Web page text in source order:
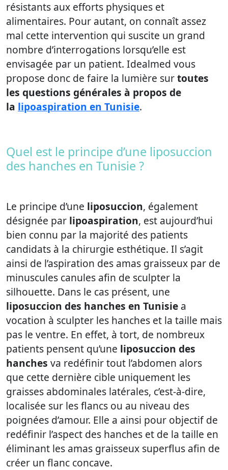
résistants aux efforts physiques et
alimentaires. Pour autant, on connaît assez
mal cette intervention qui suscite un grand
nombre d’interrogations lorsqu’elle est
envisagée par un patient. Idealmed vous
propose donc de faire la lumière surtoutes
les questions générales à propos de
la lipoaspiration en Tunisie.
Quel est le principe d’une liposuccion
des hanches en Tunisie ?
Le principe d’une liposuccion, également
désignée par lipoaspiration, est aujourd’hui
bien connu par la majorité des patients
candidats à la chirurgie esthétique. Il s’agit
ainsi de l’aspiration des amas graisseux par de
minuscules canules afin de sculpter la
silhouette. Dans le cas présent, une
liposuccion des hanches en Tunisie a
vocation à sculpter les hanches et la taille mais
pas le ventre. En effet, à tort, de nombreux
patients pensent qu’une liposuccion des
hanches va redéfinir tout l’abdomen alors
que cette dernière cible uniquement les
graisses abdominales latérales, c’est-à-dire,
localisée sur les flancs ou au niveau des
poignées d’amour. Elle a ainsi pour objectif de
redéfinir l’aspect des hanches et de la taille en
éliminant les amas graisseux superflus afin de
créer un flanc concave.